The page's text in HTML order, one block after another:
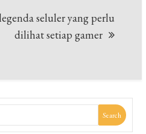
seluler yang perlu
dilihat setiap gamer
Search